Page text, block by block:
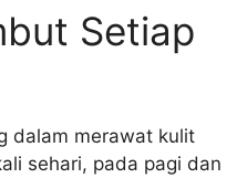
Setiap
dalam merawat kulit
sehari, pada pagi dan